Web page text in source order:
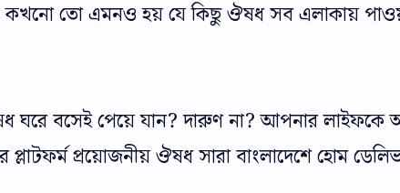
কখনো তো এমনও হয় যে কিছু ঔষধ সব এলাকায়
ঘরে বসেই পেয়ে যান? দারুণ না? আপনার
প্রয়োজনীয় ঔষধ সারা বাংলাদেশে হোম